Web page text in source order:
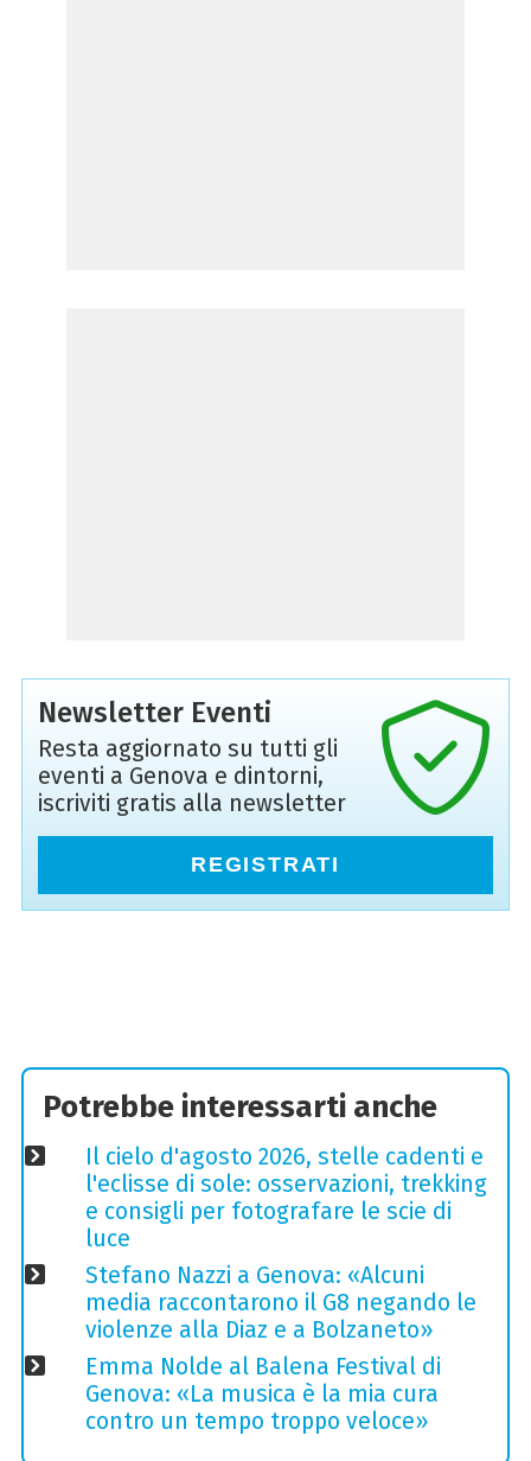
Newsletter Eventi
Resta aggiornato su tutti gli
eventi a Genova e dintorni,
iscriviti gratis alla newsletter
REGISTRATI
Potrebbe interessarti anche
Il cielo d'agosto 2026, stelle cadenti e
l'eclisse di sole: osservazioni, trekking
e consigli per fotografare le scie di
luce
Stefano Nazzi a Genova: «Alcuni
media raccontarono il G8 negando le
violenze alla Diaz e a Bolzaneto»
Emma Nolde al Balena Festival di
Genova: «La musica è la mia cura
contro un tempo troppo veloce»